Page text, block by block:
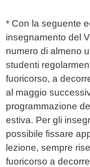
* Con la seguente
insegnamento del
numero di almeno
studenti
fuoricorso, a
al maggio
programmazione
estiva. Per gli
possibile fissare
lezione, sempre
fuoricorso a